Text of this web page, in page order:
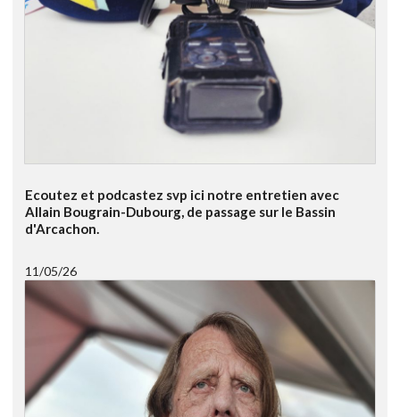
Ecoutez et podcastez svp ici notre entretien avec
Allain Bougrain-Dubourg, de passage sur le Bassin
d'Arcachon.
11/05/26